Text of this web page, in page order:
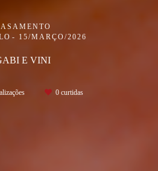
15/MARÇO/2026
E VINI
0 curtidas